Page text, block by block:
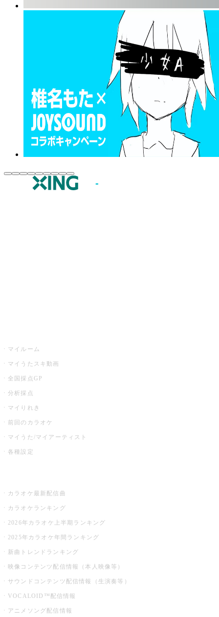
マイルーム
マイうたスキ動画
全国採点GP
分析採点
マイりれき
前回のカラオケ
マイうた/マイアーティスト
各種設定
カラオケ最新配信曲
カラオケランキング
2026年カラオケ上半期ランキング
2025年カラオケ年間ランキング
新曲トレンドランキング
映像コンテンツ配信情報（本人映像等）
サウンドコンテンツ配信情報（生演奏等）
VOCALOID™配信情報
アニメソング配信情報